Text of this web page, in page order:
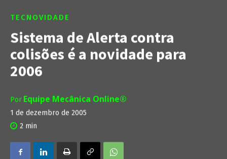
TECNOVIDADE
Sistema de Alerta contra
colisões é a novidade para
2006
Por Equipe Mecânica Online®
1 de dezembro de 2005
2 min